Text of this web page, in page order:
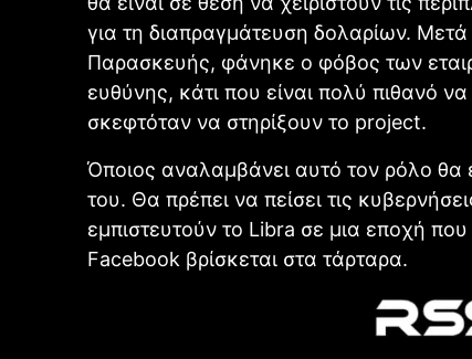
για τη διαπραγμάτευση δολαρίων.
Παρασκευής, φάνηκε ο φόβος των
ευθύνης, κάτι που είναι πολύ πιθανό
σκεφτόταν να στηρίξουν το project.
Όποιος αναλαμβάνει αυτό τον ρόλο θα
του. Θα πρέπει να πείσει τις
εμπιστευτούν το Libra σε μια εποχή
Facebook βρίσκεται στα τάρταρα.